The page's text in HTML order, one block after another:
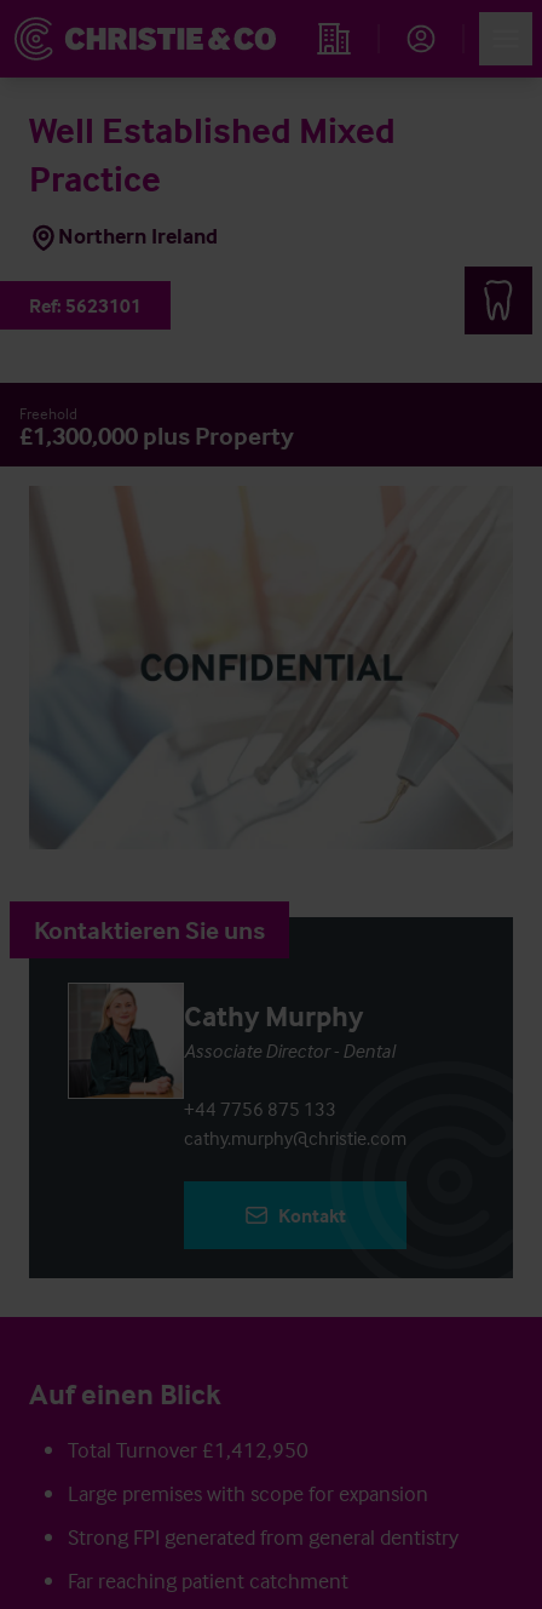
Immobiliensuche
Well Established Mixed
Practice
Northern Ireland
Ref: 5623101
Freehold
£1,300,000 plus Property
Kontaktieren Sie uns
Cathy Murphy
Associate Director - Dental
+44 7756 875 133
cathy.murphy@christie.com
Kontakt
Auf einen Blick
Total Turnover £1,412,950
Large premises with scope for expansion
Strong FPI generated from general dentistry
Far reaching patient catchment